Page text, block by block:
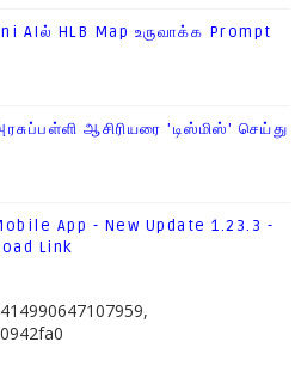
AIல் HLB Map உருவாக்க Prompt
ஆசிரியரை 'டிஸ்மிஸ்' செய்து
App - New Update 1.23.3 -
Link